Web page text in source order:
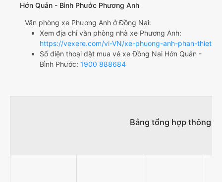
Hớn Quản - Bình Phước Phương Anh
Văn phòng xe Phương Anh ở Đồng Nai:
Xem địa chỉ văn phòng nhà xe Phương Anh:
https://vexere.com/vi-VN/xe-phuong-anh-phan-thiet
Số điện thoại đặt mua vé xe Đồng Nai Hớn Quản -
Bình Phước: 1900 888684
Bảng tổng hợp thông